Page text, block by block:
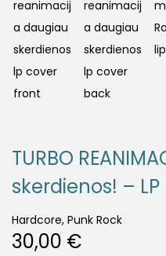
TURBO
skerdienos! – LP
Hardcore, Punk Rock
30,00 €